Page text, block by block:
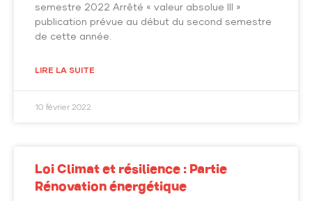
semestre 2022 Arrêté « valeur absolue III »
publication prévue au début du second semestre
de cette année.
LIRE LA SUITE
10 février 2022
Loi Climat et résilience : Partie
Rénovation énergétique